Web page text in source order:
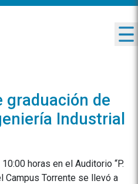
graduación de
Industrial
horas en el Auditorio “P.
Campus Torrente se llevó a